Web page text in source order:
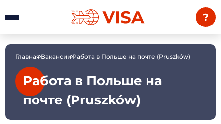
?
Главная Вакансии Работа в Польше на почте (Pruszków)
Работа в Польше на
почте (Pruszków)